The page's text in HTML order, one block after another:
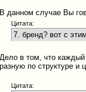
В данном случае Вы
Цитата:
7. бренд? вот с
Дело в том, что
разную по структуре и
Цитата: